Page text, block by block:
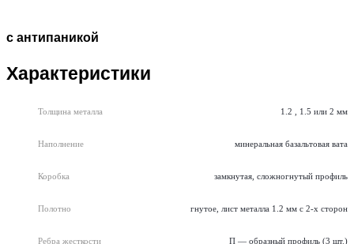
с антипаникой
Характеристики
1.2 , 1.5 или 2 мм
Толщина металла
минеральная базальтовая вата
Наполнение
замкнутая, сложногнутый профиль
Коробка
гнутое, лист металла 1.2 мм с 2-х сторон
Полотно
П — образный профиль (3 шт.)
Ребра жесткости